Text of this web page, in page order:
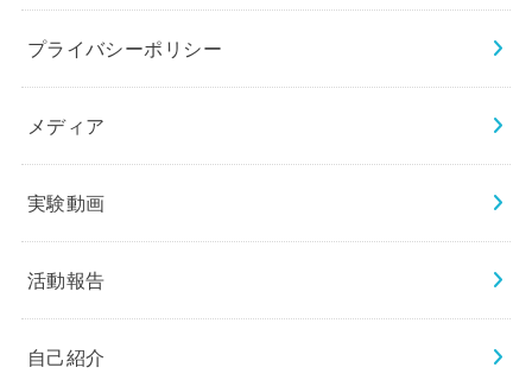
プライバシーポリシー
メディア
実験動画
活動報告
自己紹介